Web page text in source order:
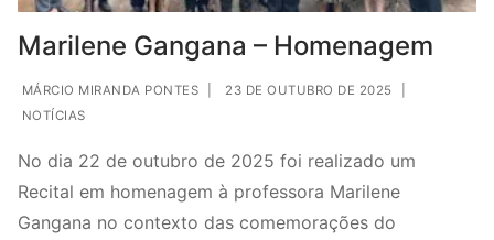
Marilene Gangana – Homenagem
MÁRCIO MIRANDA PONTES 23 DE OUTUBRO DE 2025
NOTÍCIAS
No dia 22 de outubro de 2025 foi realizado um
Recital em homenagem à professora Marilene
Gangana no contexto das comemorações do